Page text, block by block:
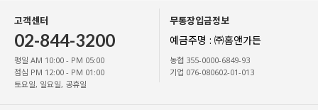
고객센터
02-844-3200
평일 AM 10:00 - PM 05:00
점심 PM 12:00 - PM 01:00
토요일, 일요일, 공휴일
무통장입금정보
예금주명 : ㈜홈앤가든
농협 355-0000-6849-93
기업 076-080602-01-013